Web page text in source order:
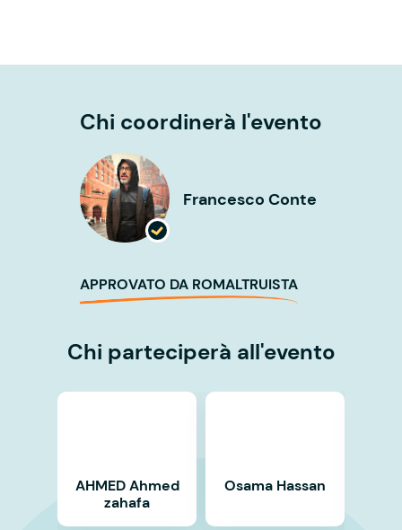
Chi coordinerà l'evento
Francesco Conte
APPROVATO DA ROMALTRUISTA
Chi parteciperà all'evento
AHMED Ahmed
zahafa
Osama Hassan